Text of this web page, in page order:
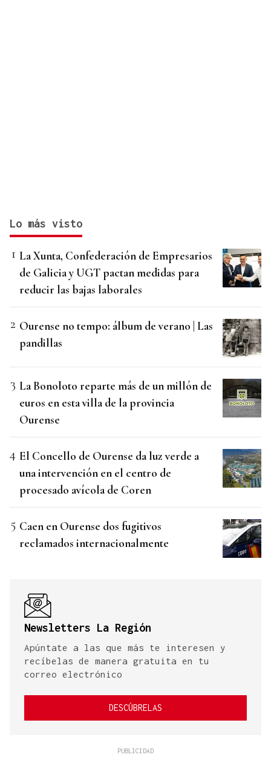
Lo más visto
La Xunta, Confederación de Empresarios
de Galicia y UGT pactan medidas para
reducir las bajas laborales
Ourense no tempo: álbum de verano | Las
pandillas
La Bonoloto reparte más de un millón de
euros en esta villa de la provincia
Ourense
El Concello de Ourense da luz verde a
una intervención en el centro de
procesado avícola de Coren
Caen en Ourense dos fugitivos
reclamados internacionalmente
Newsletters La Región
Apúntate a las que más te interesen y
recíbelas de manera gratuita en tu
correo electrónico
DESCÚBRELAS